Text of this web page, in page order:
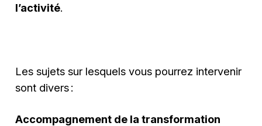
l’activité.
Les sujets sur lesquels vous pourrez intervenir
sont divers :
Accompagnement de la transformation